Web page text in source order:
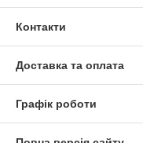
Контакти
Доставка та оплата
Графік роботи